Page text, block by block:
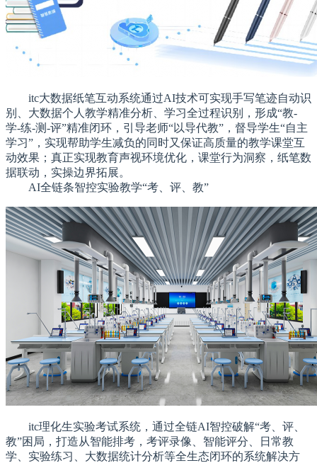
itc大数据纸笔互动系统通过AI技术可实现手写笔迹自动识
别、大数据个人教学精准分析、学习全过程识别，形成“教-
学-练-测-评”精准闭环，引导老师“以导代教”，督导学生“自主
学习”，实现帮助学生减负的同时又保证高质量的教学课堂互
动效果；真正实现教育声视环境优化，课堂行为洞察，纸笔数
据联动，实操边界拓展。
AI全链条智控实验教学“考、评、教”
itc理化生实验考试系统，通过全链AI智控破解“考、评、
教”困局，打造从智能排考，考评录像、智能评分、日常教
学、实验练习
、大数据统计分析等全生态闭环的系统解决方